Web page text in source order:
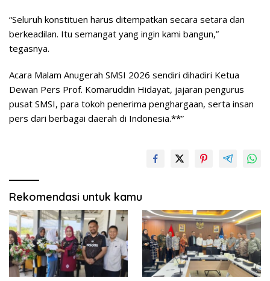
“Seluruh konstituen harus ditempatkan secara setara dan
berkeadilan. Itu semangat yang ingin kami bangun,”
tegasnya.
Acara Malam Anugerah SMSI 2026 sendiri dihadiri Ketua
Dewan Pers Prof. Komaruddin Hidayat, jajaran pengurus
pusat SMSI, para tokoh penerima penghargaan, serta insan
pers dari berbagai daerah di Indonesia.**”
Rekomendasi untuk kamu